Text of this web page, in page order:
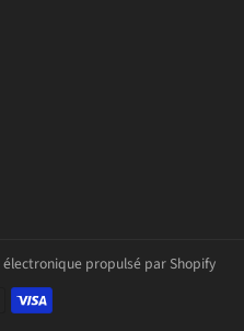
électronique propulsé par Shopify